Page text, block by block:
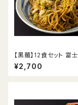
【黒麺】12食セット 富
ば
¥2,700